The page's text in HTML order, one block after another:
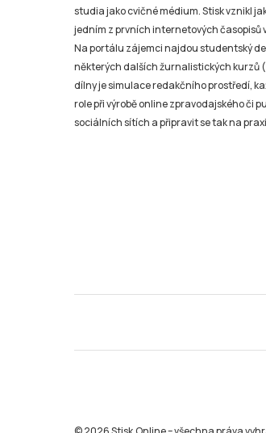
studia jako cvičné médium. Stisk vznikl
jedním z prvních internetových časopisů
Na portálu zájemci najdou studentský
některých dalších žurnalistických kurzů
dílny je simulace redakčního prostředí,
role při výrobě online zpravodajského či
sociálních sítích a připravit se tak na